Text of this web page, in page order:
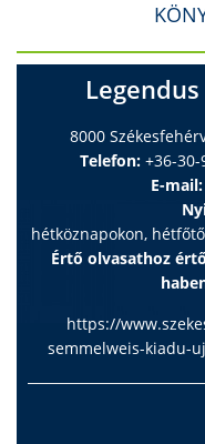
8000
Telefon: +36-
E-mail:
hétköznapokon,
Értő olvasathoz
https://
semmelweis-kiadu-